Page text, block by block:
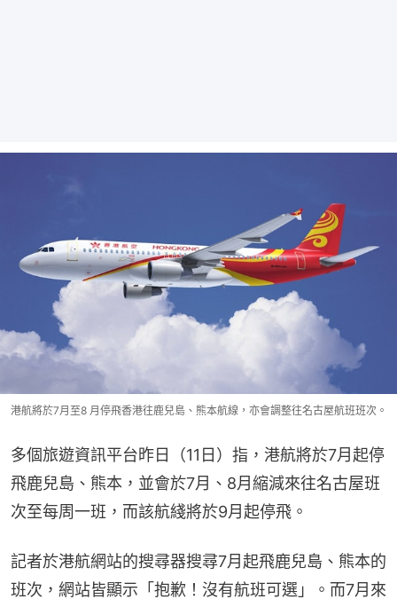
港航將於7月至8 月停飛香港往鹿兒島、熊本航線，亦會調整往名古屋航班班次。
多個旅遊資訊平台昨日（11日）指，港航將於7月起停
飛鹿兒島、熊本，並會於7月、8月縮減來往名古屋班
次至每周一班，而該航綫將於9月起停飛。
記者於港航網站的搜尋器搜尋7月起飛鹿兒島、熊本的
班次，網站皆顯示「抱歉！沒有航班可選」。而7月來